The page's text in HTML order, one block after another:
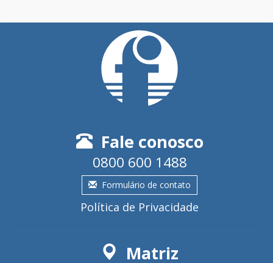
Fale conosco
0800 600 1488
Formulário de contato
Política de Privacidade
Matriz